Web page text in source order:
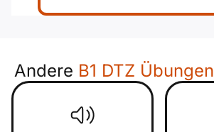
Andere B1 DTZ Übungen